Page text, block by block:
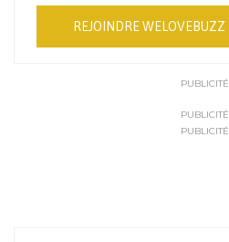
REJOINDRE WELOVEBUZZ
PUBLICITÉ
PUBLICITÉ
PUBLICITÉ